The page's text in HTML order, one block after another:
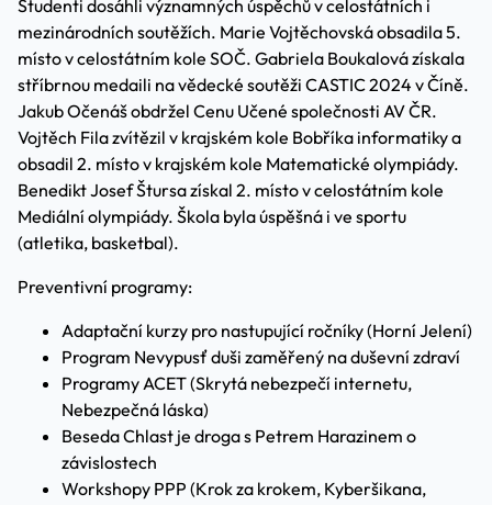
Studenti dosáhli významných úspěchů v celostátních i
mezinárodních soutěžích. Marie Vojtěchovská obsadila 5.
místo v celostátním kole SOČ. Gabriela Boukalová získala
stříbrnou medaili na vědecké soutěži CASTIC 2024 v Číně.
Jakub Očenáš obdržel Cenu Učené společnosti AV ČR.
Vojtěch Fila zvítězil v krajském kole Bobříka informatiky a
obsadil 2. místo v krajském kole Matematické olympiády.
Benedikt Josef Štursa získal 2. místo v celostátním kole
Mediální olympiády. Škola byla úspěšná i ve sportu
(atletika, basketbal).
Preventivní programy:
Adaptační kurzy pro nastupující ročníky (Horní Jelení)
Program Nevypusť duši zaměřený na duševní zdraví
Programy ACET (Skrytá nebezpečí internetu,
Nebezpečná láska)
Beseda Chlast je droga s Petrem Harazinem o
závislostech
Workshopy PPP (Krok za krokem, Kyberšikana,